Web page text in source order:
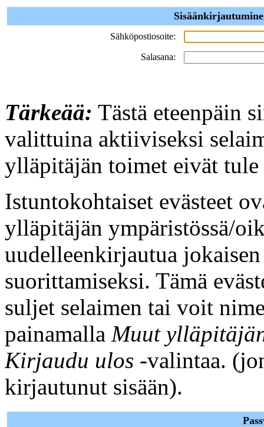
Sähköpostiosoite:
Salasana:
Tärkeää: Tästä eteenpäin
valittuina aktiiviseksi
ylläpitäjän toimet eivät
Istuntokohtaiset evästeet
ylläpitäjän ympäristössä/
uudelleenkirjautua
suorittamiseksi. Tämä
suljet selaimen tai voit
painamalla Muut
Kirjaudu ulos -valintaa.
kirjautunut sisään).